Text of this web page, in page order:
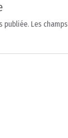
publiée. Les